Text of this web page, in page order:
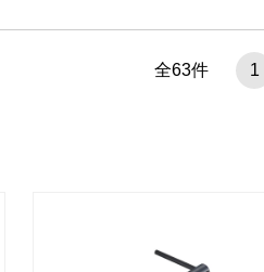
全63件 1